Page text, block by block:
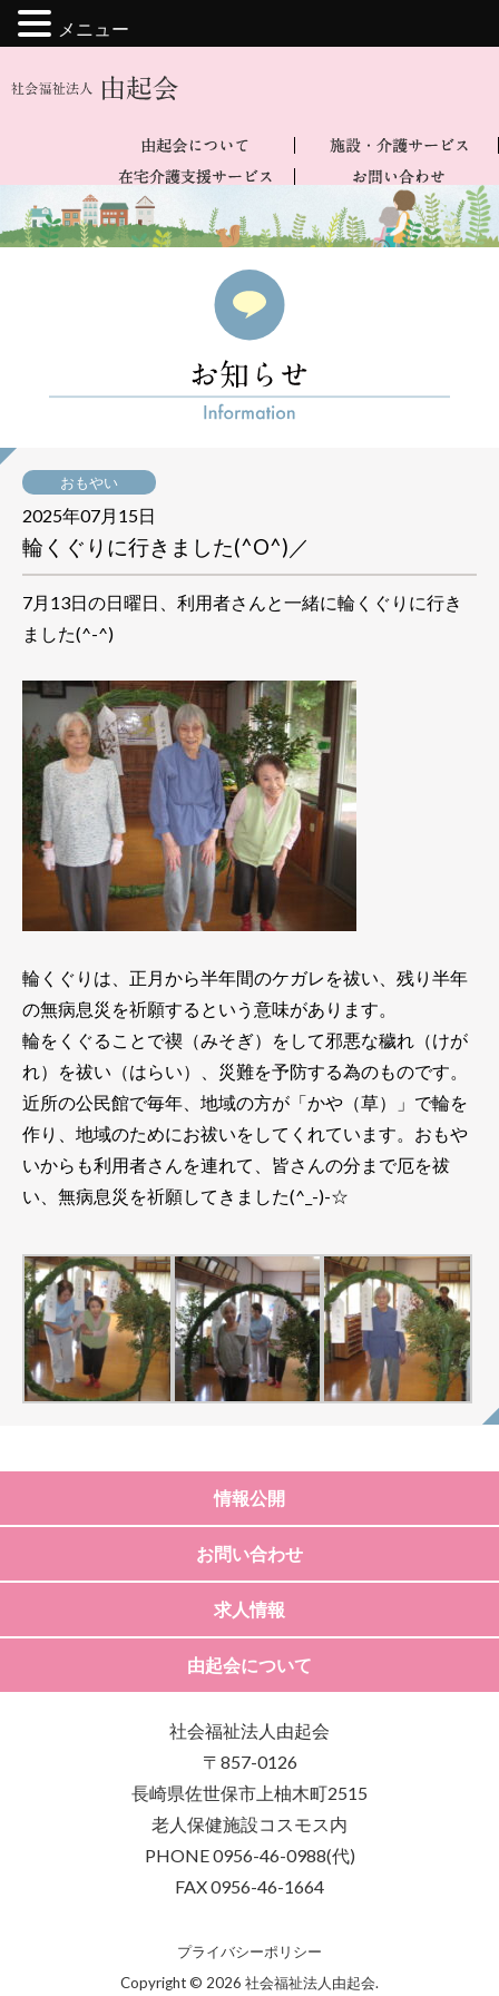
おもやい
2025年07月15日
輪くぐりに行きました(^O^)／
7月13日の日曜日、利用者さんと一緒に輪くぐりに行き
ました(^-^)
輪くぐりは、正月から半年間のケガレを祓い、残り半年
の無病息災を祈願するという意味があります。
輪をくぐることで禊（みそぎ）をして邪悪な穢れ（けが
れ）を祓い（はらい）、災難を予防する為のものです。
近所の公民館で毎年、地域の方が「かや（草）」で輪を
作り、地域のためにお祓いをしてくれています。おもや
いからも利用者さんを連れて、皆さんの分まで厄を祓
い、無病息災を祈願してきました(^_-)-☆
情報公開
お問い合わせ
求人情報
由起会について
社会福祉法人由起会
〒857-0126
長崎県佐世保市上柚木町2515
老人保健施設コスモス内
PHONE 0956-46-0988(代)
FAX 0956-46-1664
プライバシーポリシー
Copyright © 2026 社会福祉法人由起会.
メニュー